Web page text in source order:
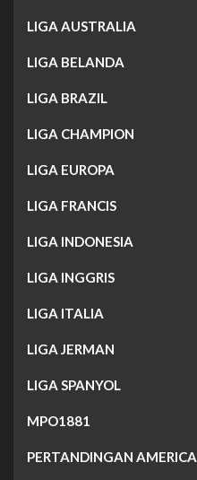
LIGA AUSTRALIA
LIGA BELANDA
LIGA BRAZIL
LIGA CHAMPION
LIGA EUROPA
LIGA FRANCIS
LIGA INDONESIA
LIGA INGGRIS
LIGA ITALIA
LIGA JERMAN
LIGA SPANYOL
MPO1881
PERTANDINGAN AMERICA